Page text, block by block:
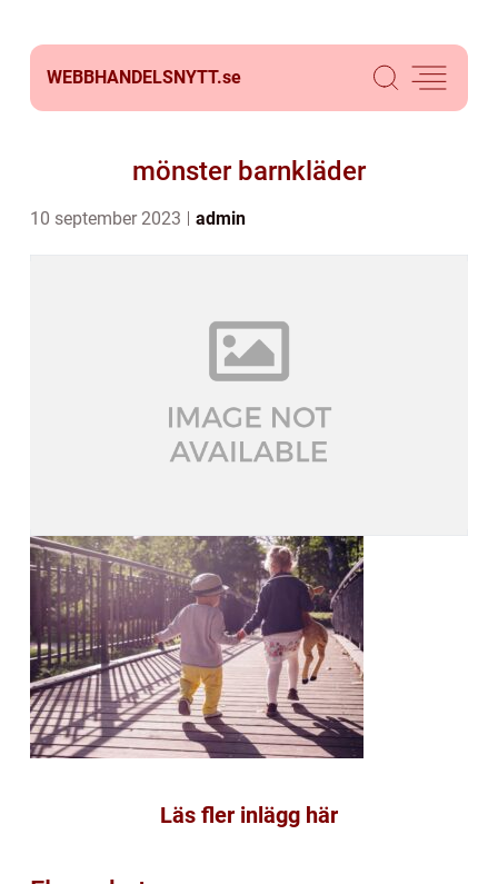
WEBBHANDELSNYTT.se
mönster barnkläder
10 september 2023 admin
Läs fler inlägg här